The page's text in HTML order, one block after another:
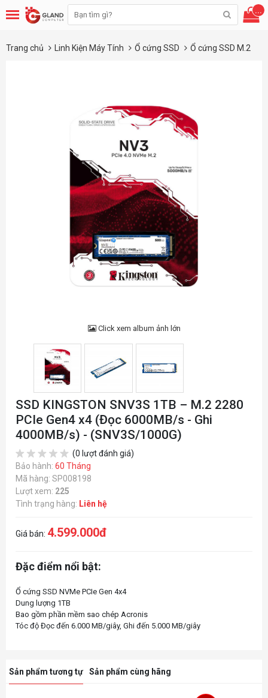
...
Trang chủ Linh Kiện Máy Tính Ổ cứng SSD Ổ cứng SSD M.2
Click xem album ảnh lớn
SSD KINGSTON SNV3S 1TB – M.2 2280
PCIe Gen4 x4 (Đọc 6000MB/s - Ghi
4000MB/s) - (SNV3S/1000G)
(0 lượt đánh giá)
Bảo hành: 60 Tháng
Mã hàng: SP008198
Lượt xem: 225
Tình trạng hàng: Liên hệ
Giá bán: 4.599.000đ
Đặc điểm nổi bật:
Ổ cứng SSD NVMe PCIe Gen 4x4
Dung lượng 1TB
Bao gồm phần mềm sao chép Acronis
Sản phẩm tương tự Sản phẩm cùng hãng